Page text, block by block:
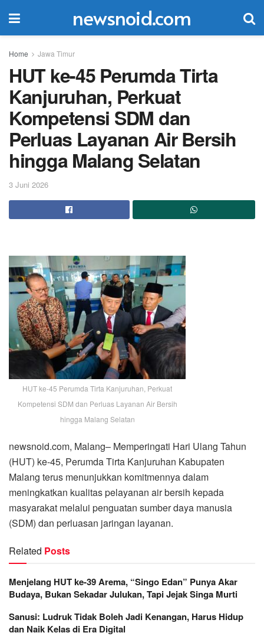
newsnoid.com
Home Jawa Timur
HUT ke-45 Perumda Tirta
Kanjuruhan, Perkuat
Kompetensi SDM dan
Perluas Layanan Air Bersih
hingga Malang Selatan
3 Juni 2026
HUT ke-45 Perumda Tirta Kanjuruhan, Perkuat
Kompetensi SDM dan Perluas Layanan Air Bersih
hingga Malang Selatan
newsnoid.com, Malang– Memperingati Hari Ulang Tahun
(HUT) ke-45, Perumda Tirta Kanjuruhan Kabupaten
Malang terus menunjukkan komitmennya dalam
meningkatkan kualitas pelayanan air bersih kepada
masyarakat melalui penguatan sumber daya manusia
(SDM) dan perluasan jaringan layanan.
Related Posts
Menjelang HUT ke-39 Arema, “Singo Edan” Punya Akar
Budaya, Bukan Sekadar Julukan, Tapi Jejak Singa Murti
Sanusi: Ludruk Tidak Boleh Jadi Kenangan, Harus Hidup
dan Naik Kelas di Era Digital